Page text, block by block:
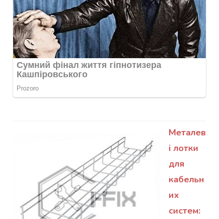
Металев
і лотки
для
кабельн
их
систем: